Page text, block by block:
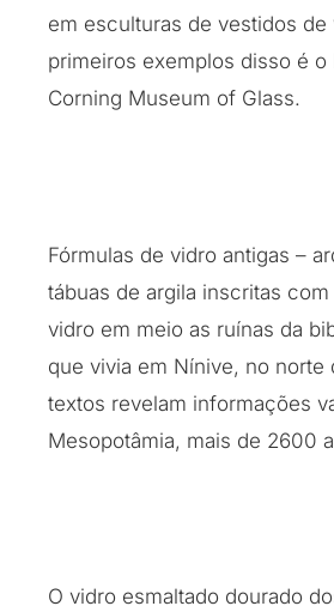
em esculturas de vestidos
primeiros exemplos disso é
Corning Museum of Glass.
Fórmulas de vidro antigas –
tábuas de argila inscritas
vidro em meio as ruínas da
que vivia em Nínive, no norte
textos revelam informações
Mesopotâmia, mais de 2600
O vidro esmaltado dourado